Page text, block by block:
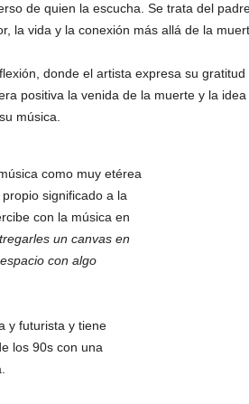
de quien la escucha. Se trata del
la vida y la conexión más allá de la
donde el artista expresa su
positiva la venida de la muerte y la
música.
como muy etérea
significado a la
con la música en
un canvas en
con algo
y futurista y tiene
los 90s con una